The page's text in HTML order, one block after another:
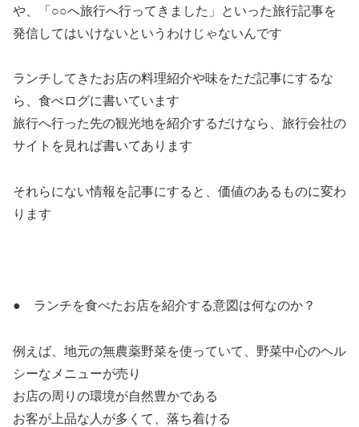
や、「○○へ旅行へ行ってきました」といった旅行記事を
発信してはいけないというわけじゃないんです
ランチしてきたお店の料理紹介や味をただ記事にするな
ら、食べログに書いています
旅行へ行った先の観光地を紹介するだけなら、旅行会社の
サイトを見れば書いてあります
それらにない情報を記事にすると、価値のあるものに変わ
ります
● ランチを食べたお店を紹介する意図は何なのか？
例えば、地元の無農薬野菜を使っていて、野菜中心のヘル
シーなメニューが売り
お店の周りの環境が自然豊かである
お客が上品な人が多くて、落ち着ける